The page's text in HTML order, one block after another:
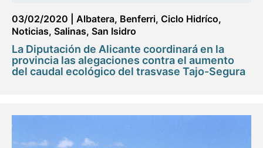
03/02/2020 Albatera, Benferri, Ciclo Hidríco,
Noticias, Salinas, San Isidro
La Diputación de Alicante coordinará en la
provincia las alegaciones contra el aumento
del caudal ecológico del trasvase Tajo-Segura